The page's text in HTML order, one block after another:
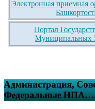
Электронная приемная
Портал
Муниципальных
Администрация,
Федеральные